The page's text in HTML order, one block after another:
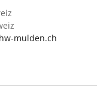
mulden.ch